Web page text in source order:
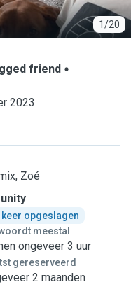
1/20
friend
2023
Zoé
keer opgeslagen
meestal
ongeveer 3 uur
gereserveerd
2 maanden